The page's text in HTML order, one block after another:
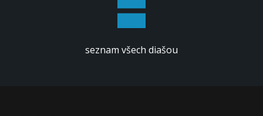
seznam všech diašou